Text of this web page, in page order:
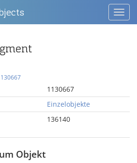
1130667
Einzelobjekte
136140
Objekt